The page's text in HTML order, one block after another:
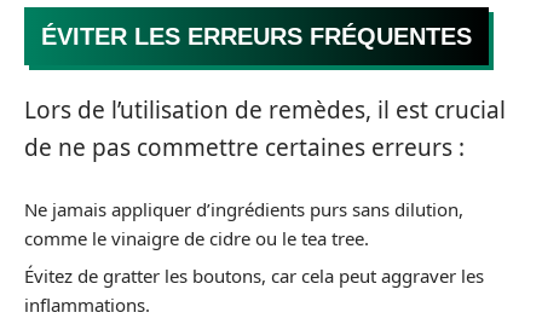
ÉVITER LES ERREURS FRÉQUENTES
Lors de l’utilisation de remèdes, il est crucial
de ne pas commettre certaines erreurs :
Ne jamais appliquer d’ingrédients purs sans dilution,
comme le vinaigre de cidre ou le tea tree.
Évitez de gratter les boutons, car cela peut aggraver les
inflammations.